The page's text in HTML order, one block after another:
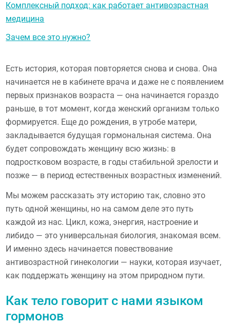
Комплексный подход: как работает антивозрастная
медицина
Зачем все это нужно?
Есть история, которая повторяется снова и снова. Она
начинается не в кабинете врача и даже не с появлением
первых признаков возраста — она начинается гораздо
раньше, в тот момент, когда женский организм только
формируется. Еще до рождения, в утробе матери,
закладывается будущая гормональная система. Она
будет сопровождать женщину всю жизнь: в
подростковом возрасте, в годы стабильной зрелости и
позже — в период естественных возрастных изменений.
Мы можем рассказать эту историю так, словно это
путь одной женщины, но на самом деле это путь
каждой из нас. Цикл, кожа, энергия, настроение и
либидо — это универсальная биология, знакомая всем.
И именно здесь начинается повествование
антивозрастной гинекологии — науки, которая изучает,
как поддержать женщину на этом природном пути.
Как тело говорит с нами языком
гормонов